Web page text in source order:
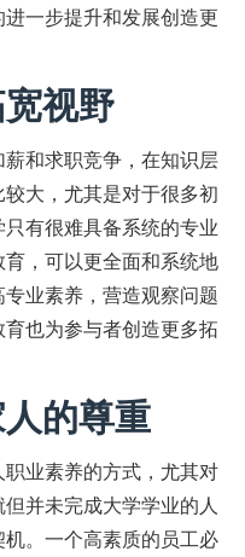
一步提升和发展创造更
视野
和求职竞争，在知识层
大，尤其是对于很多初
有很难具备系统的专业
，可以更全面和系统地
业素养，营造观察问题
也为参与者创造更多拓
的尊重
业素养的方式，尤其对
并未完成大学学业的人
。一个高素质的员工必